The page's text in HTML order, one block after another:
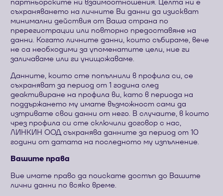
съхраняването на личните Ви данни да изискват
минимални действия от Ваша страна по
пререгистрации или повторно предоставяне на
данни. Когато личните данни, които събираме, вече
не са необходими за упоменатите цели, ние ги
заличаваме или ги унищожаваме.
Данните, които сте попълнили в профила си, се
съхраняват за период от 1 година след
деактивиране на профила ви, като в периода на
поддържането му имате възможност сами да
изтривате свои данни от него. В случаите, в които
чрез профила си сте сключили договор с нас,
ЛИНКИН ООД съхранява данните за период от 10
години от датата на последното му изпълнение.
Вашите права
Вие имате право да поискате достъп до Вашите
лични данни по всяко време.